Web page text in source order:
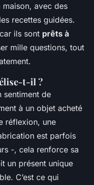
maison, avec des
recettes guidées.
ils sont prêts à
mille questions, tout
t-il ?
sentiment de
à un objet acheté
réflexion, une
est parfois
-, cela renforce sa
un présent unique
C’est ce qui